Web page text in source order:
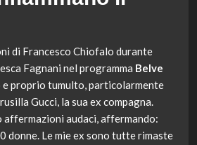
di Francesco Chiofalo durante
Fagnani nel programma Belve
e proprio tumulto, particolarmente
Gucci, la sua ex compagna.
audaci, affermando:
donne. Le mie ex sono tutte rimaste